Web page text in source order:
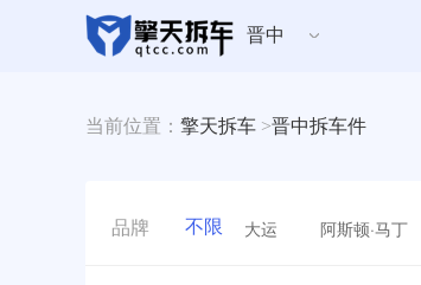
晋中
当前位置： 擎天拆车 >晋中拆车件
品牌 不限 大运 阿斯顿·马丁